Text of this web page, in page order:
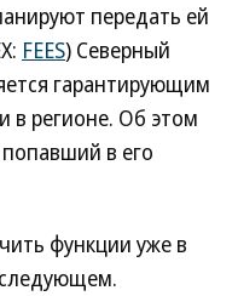
передать ей
FEES) Северный
гарантирующим
в регионе. Об этом
в его
функции уже в
следующем.